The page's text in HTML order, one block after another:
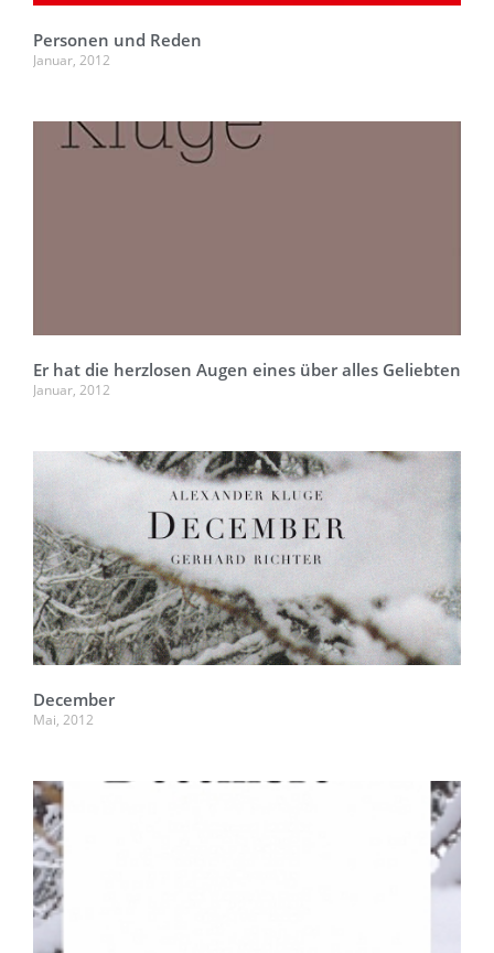
Personen und Reden
Januar, 2012
Er hat die herzlosen Augen eines über alles Geliebten
Januar, 2012
December
Mai, 2012